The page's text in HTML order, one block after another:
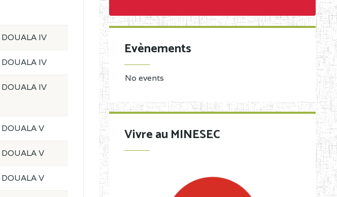
DOUALA IV
DOUALA IV
DOUALA IV
DOUALA V
DOUALA V
DOUALA V
Evènements
No events
Vivre au MINESEC